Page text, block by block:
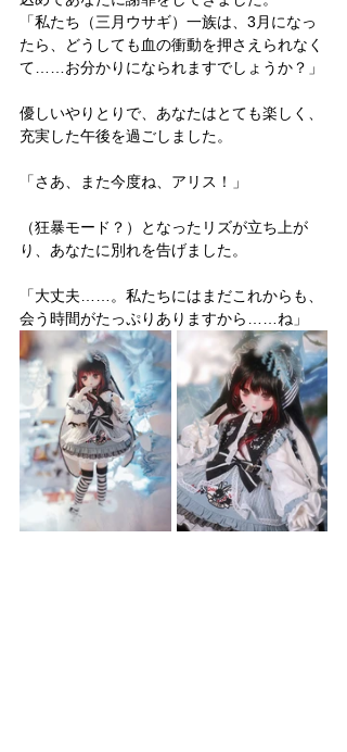
「私たち（三月ウサギ）一族は、3月になっ
たら、どうしても血の衝動を押さえられなく
て……お分かりになられますでしょうか？」
優しいやりとりで、あなたはとても楽しく、
充実した午後を過ごしました。
「さあ、また今度ね、アリス！」
（狂暴モード？）となったリズが立ち上が
り、あなたに別れを告げました。
「大丈夫……。私たちにはまだこれからも、
会う時間がたっぷりありますから……ね」